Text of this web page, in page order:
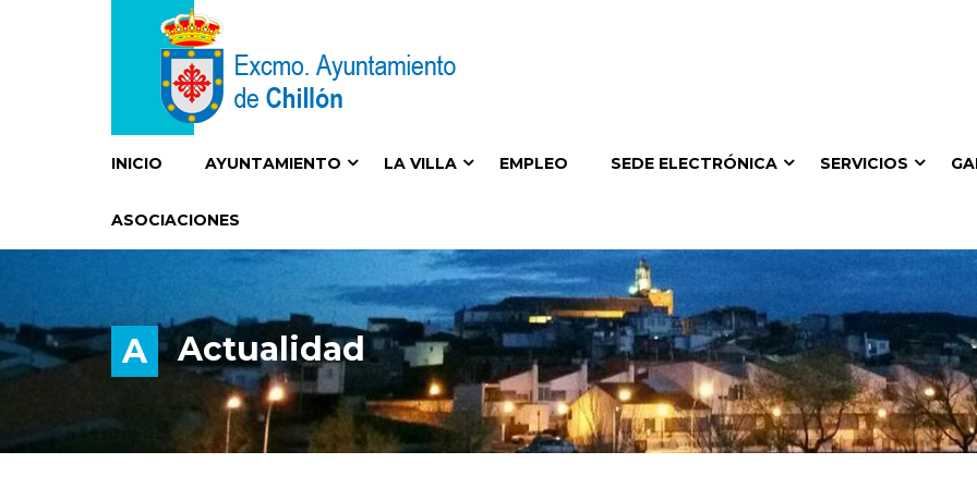
INICIO AYUNTAMIENTO LA VILLA EMPLEO SEDE ELECTRÓNICA SERVICIOS
ASOCIACIONES
A Actualidad